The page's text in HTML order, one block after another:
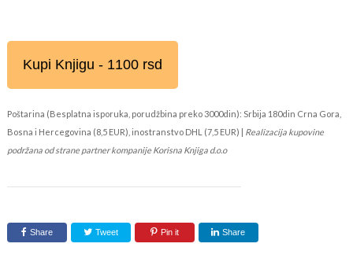
Kupi Knjigu - 1100 rsd
Poštarina (Besplatna isporuka, porudžbina preko 3000din): Srbija 180din Crna Gora,
Bosna i Hercegovina (8,5 EUR), inostranstvo DHL (7,5 EUR) | Realizacija kupovine
podržana od strane partner kompanije Korisna Knjiga d.o.o
Share Tweet Pin it Share